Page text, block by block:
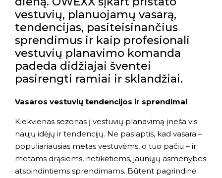
vestuvių, planuojamų vasarą,
tendencijas, pasiteisinančius
sprendimus ir kaip profesionali
vestuvių planavimo komanda
padeda didžiajai šventei
pasirengti ramiai ir sklandžiai.
Vasaros vestuvių tendencijos ir sprendimai
Kiekvienas sezonas į vestuvių planavimą įneša vis
naujų idėjų ir tendencijų. Ne paslaptis, kad vasara –
populiariausias metas vestuvėms, o tuo pačiu – ir
metams drąsiems, netikėtiems, jaunųjų asmenybes
atspindintiems sprendimams. Būtent pagrindinė